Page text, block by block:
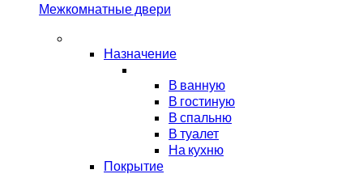
Межкомнатные двери
Назначение
В ванную
В гостиную
В спальню
В туалет
На кухню
Покрытие